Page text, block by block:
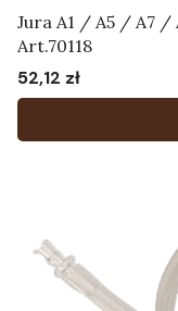
Jura A1 / A5 / A7 /
Art.70118
Cena
52,12 zł